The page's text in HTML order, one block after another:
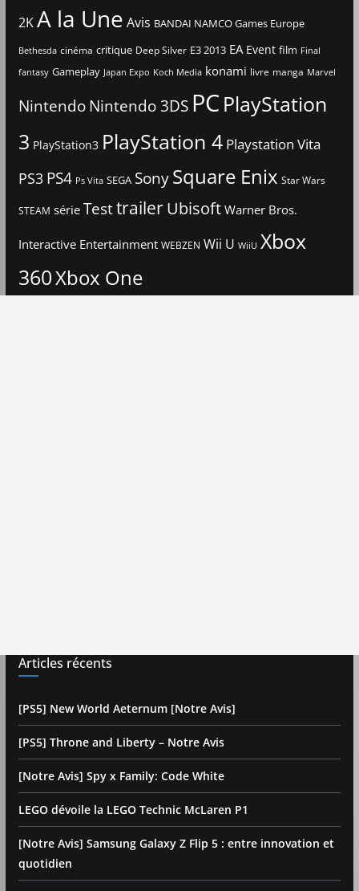
2KA la Une Avis BANDAI NAMCO Games Europe
Bethesda cinéma critique Deep Silver E3 2013 EA Event film Final
fantasy Gameplay Japan Expo Koch Media konami livre manga Marvel
Nintendo Nintendo 3DS PCPlayStation
3 PlayStation3 PlayStation 4 Playstation Vita
PS3 PS4 Ps Vita SEGA Sony Square Enix Star Wars
STEAM série TesttrailerUbisoftWarner Bros.
Interactive Entertainment WEBZEN Wii U WiiU Xbox
360Xbox One
Articles récents
[PS5] New World Aeternum [Notre Avis]
[PS5] Throne and Liberty – Notre Avis
[Notre Avis] Spy x Family: Code White
LEGO dévoile la LEGO Technic McLaren P1
[Notre Avis] Samsung Galaxy Z Flip 5 : entre innovation et
quotidien